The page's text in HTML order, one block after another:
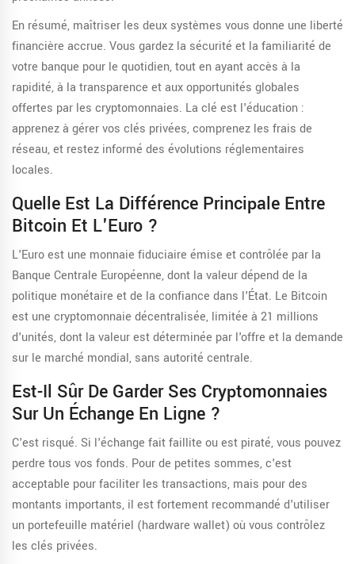
En résumé, maîtriser les deux systèmes vous donne une liberté
financière accrue. Vous gardez la sécurité et la familiarité de
votre banque pour le quotidien, tout en ayant accès à la
rapidité, à la transparence et aux opportunités globales
offertes par les cryptomonnaies. La clé est l'éducation :
apprenez à gérer vos clés privées, comprenez les frais de
réseau, et restez informé des évolutions réglementaires
locales.
Quelle Est La Différence Principale Entre
Bitcoin Et L'Euro ?
L'Euro est une monnaie fiduciaire émise et contrôlée par la
Banque Centrale Européenne, dont la valeur dépend de la
politique monétaire et de la confiance dans l'État. Le Bitcoin
est une cryptomonnaie décentralisée, limitée à 21 millions
d'unités, dont la valeur est déterminée par l'offre et la demande
sur le marché mondial, sans autorité centrale.
Est-Il Sûr De Garder Ses Cryptomonnaies
Sur Un Échange En Ligne ?
C'est risqué. Si l'échange fait faillite ou est piraté, vous pouvez
perdre tous vos fonds. Pour de petites sommes, c'est
acceptable pour faciliter les transactions, mais pour des
montants importants, il est fortement recommandé d'utiliser
un portefeuille matériel (hardware wallet) où vous contrôlez
les clés privées.